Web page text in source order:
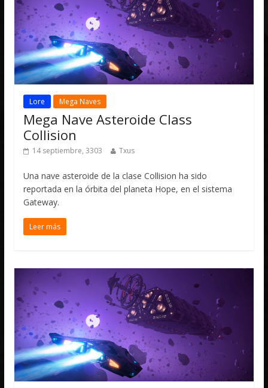
Lore Mega Naves
Mega Nave Asteroide Class
Collision
14 septiembre, 3303 Txus
Una nave asteroide de la clase Collision ha sido
reportada en la órbita del planeta Hope, en el sistema
Gateway.
Leer más